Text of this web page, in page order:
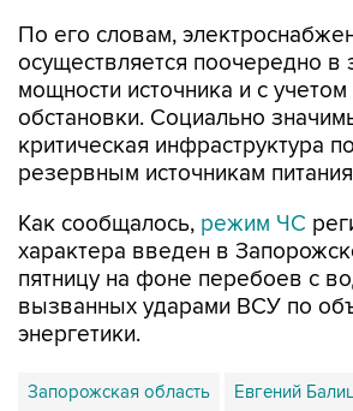
По его словам,
осуществляется поочередно в
мощности источника и с
обстановки. Социально
критическая инфраструктура
резервным источникам
Как сообщалось, режим ЧС
характера введен в
пятницу на фоне перебоев с
вызванных ударами ВСУ по
энергетики.
Запорожская область Евгений